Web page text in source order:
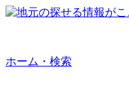
ホーム・検索